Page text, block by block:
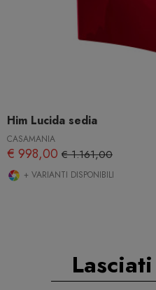
Him Lucida sedia
CASAMANIA
€ 998,00 € 1.161,00
+ VARIANTI DISPONIBILI